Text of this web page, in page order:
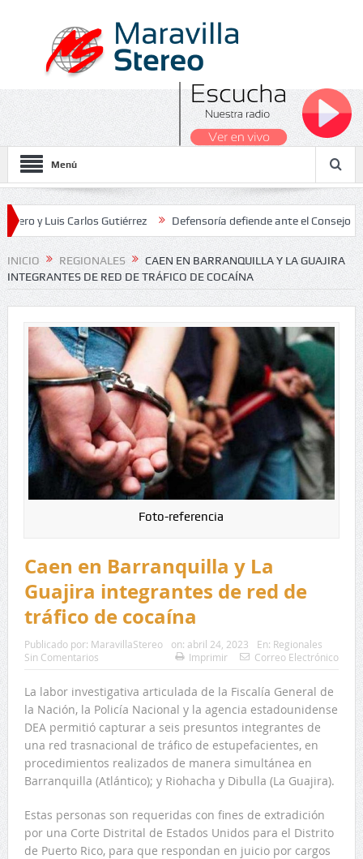
Menú
Carlos Gutiérrez Defensoría defiende ante el Consejo de
2026
INICIO REGIONALES
CAEN EN BARRANQUILLA Y LA GUAJIRA
INTEGRANTES DE RED DE TRÁFICO DE COCAÍNA
Foto-referencia
Caen en Barranquilla y La
Guajira integrantes de red de
tráfico de cocaína
Publicado por: MaravillaStereo on: abril 24, 2023 En: Regionales
Sin Comentarios
Imprimir Correo Electrónico
La labor investigativa articulada de la Fiscalía General de
la Nación, la Policía Nacional y la agencia estadounidense
DEA permitió capturar a seis presuntos integrantes de
una red trasnacional de tráfico de estupefacientes, en
procedimientos realizados de manera simultánea en
Barranquilla (Atlántico); y Riohacha y Dibulla (La Guajira).
Estas personas son requeridas con fines de extradición
por una Corte Distrital de Estados Unidos para el Distrito
de Puerto Rico, para que respondan en juicio por cargos